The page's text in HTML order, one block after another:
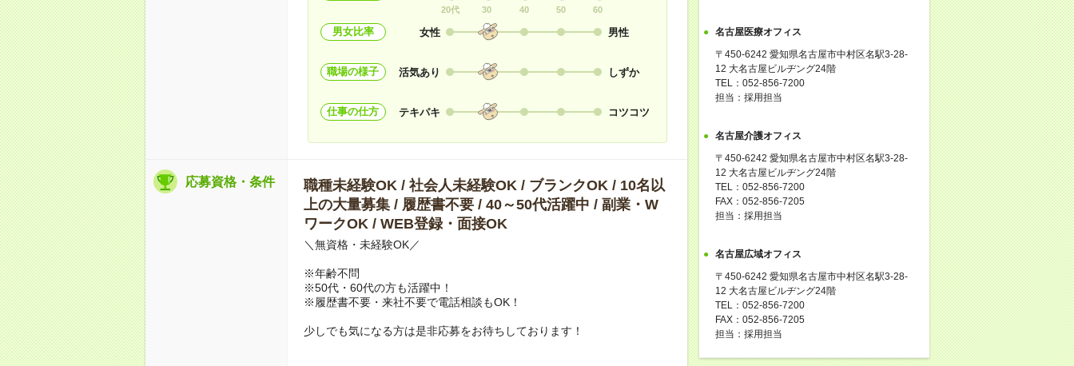
20代 30 40 50 60
男女比率 女性 男性
職場の様子 活気あり しずか
仕事の仕方 テキパキ コツコツ
応募資格・条件
職種未経験OK / 社会人未経験OK / ブランクOK / 10名以
上の大量募集 / 履歴書不要 / 40～50代活躍中 / 副業・W
ワークOK / WEB登録・面接OK
＼無資格・未経験OK／
※年齢不問
※50代・60代の方も活躍中！
※履歴書不要・来社不要で電話相談もOK！
少しでも気になる方は是非応募をお待ちしております！
名古屋医療オフィス
〒450-6242 愛知県名古屋市中村区名駅3-28-
12 大名古屋ビルヂング24階
TEL：052-856-7200
担当：採用担当
名古屋介護オフィス
〒450-6242 愛知県名古屋市中村区名駅3-28-
12 大名古屋ビルヂング24階
TEL：052-856-7200
FAX：052-856-7205
担当：採用担当
名古屋広域オフィス
〒450-6242 愛知県名古屋市中村区名駅3-28-
12 大名古屋ビルヂング24階
TEL：052-856-7200
FAX：052-856-7205
担当：採用担当